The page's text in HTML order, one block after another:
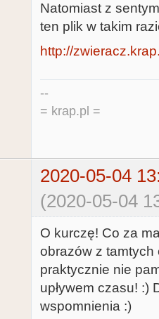
Natomiast z
ten plik w takim
http://
--
= krap.pl =
2020-05-04
(2020-05-04
O kurczę! Co za
obrazów z tamtych
praktycznie nie
upływem czasu! :)
wspomnienia :)